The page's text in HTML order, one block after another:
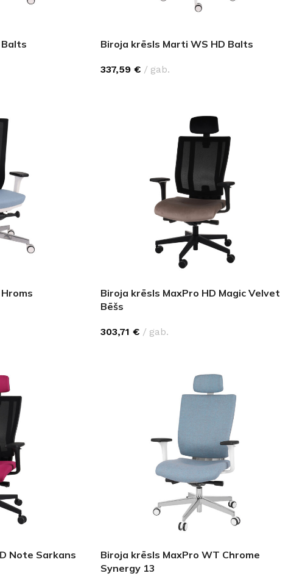
Grīdas segumi
Naturālas grīdas no masīvkoka
JAUNUMS!
Biroja krēsls Marti WS HD Balts
337,59 € gab.
Biroja krēsls MaxPro HD Magic Velvet
Bēšs
303,71 € gab.
Note Sarkans
Biroja krēsls MaxPro WT Chrome
Synergy 13